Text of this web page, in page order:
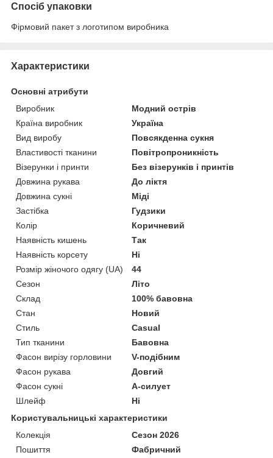
Спосіб упаковки
Фірмовий пакет з логотипом виробника
Характеристики
Основні атрибути
Виробник
Модний острів
Країна виробник
Україна
Вид виробу
Повсякденна сукня
Властивості тканини
Повітропроникність
Візерунки і принти
Без візерунків і принтів
Довжина рукава
До ліктя
Довжина сукні
Міді
Застібка
Гудзики
Колір
Коричневий
Наявність кишень
Так
Наявність корсету
Ні
Розмір жіночого одягу (UA)
44
Сезон
Літо
Склад
100% бавовна
Стан
Новий
Стиль
Casual
Тип тканини
Бавовна
Фасон вирізу горловини
V-подібним
Фасон рукава
Довгий
Фасон сукні
А-силует
Шлейф
Ні
Користувальницькі характеристики
Колекція
Сезон 2026
Пошиття
Фабричний